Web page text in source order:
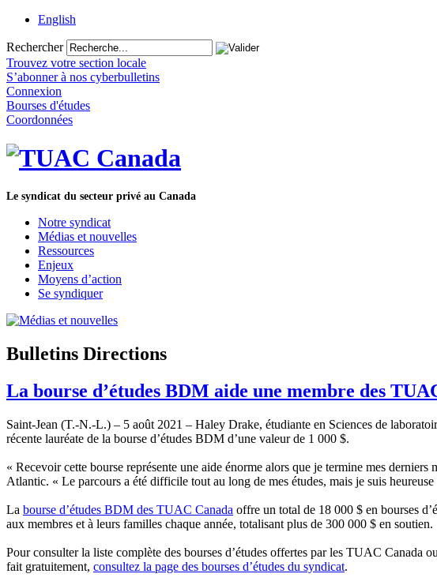
English
Rechercher
Trouvez votre section locale
S’abonner à nos cyberbulletins
Connexion
Bourses d'études
Coordonnées
Le syndicat du secteur privé au Canada
Notre syndicat
Médias et nouvelles
Ressources
Enjeux
Moyens d’action
Se syndiquer
Bulletins Directions
La bourse d’études BDM aide une membre des
Saint-Jean (T.-N.-L.) – 5 août 2021 – Haley Drake, étudiante en Sciences de
récente lauréate de la bourse d’études BDM d’une valeur de 1 000 $.
« Recevoir cette bourse représente une aide énorme alors que je termine mes
Atlantic. « Le parcours a été difficile tout au long de mes études, mais je suis
La bourse d’études BDM des TUAC Canada offre un total de 18 000 $ en bourses
aux membres et à leurs familles chaque année, totalisant plus de 300 000 $ en soutien.
Pour consulter la liste complète des bourses d’études offertes par les TUAC
fait gratuitement, consultez la page des bourses d’études du syndicat.